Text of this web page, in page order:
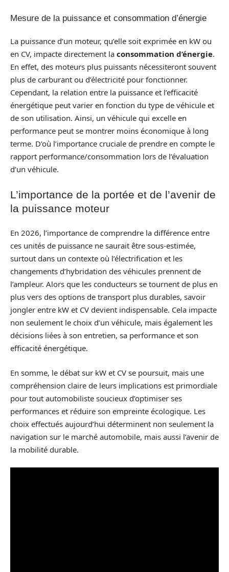
Mesure de la puissance et consommation d’énergie
La puissance d’un moteur, qu’elle soit exprimée en kW ou
en CV, impacte directement la consommation d’énergie.
En effet, des moteurs plus puissants nécessiteront souvent
plus de carburant ou d’électricité pour fonctionner.
Cependant, la relation entre la puissance et l’efficacité
énergétique peut varier en fonction du type de véhicule et
de son utilisation. Ainsi, un véhicule qui excelle en
performance peut se montrer moins économique à long
terme. D’où l’importance cruciale de prendre en compte le
rapport performance/consommation lors de l’évaluation
d’un véhicule.
L’importance de la portée et de l’avenir de
la puissance moteur
En 2026, l’importance de comprendre la différence entre
ces unités de puissance ne saurait être sous-estimée,
surtout dans un contexte où l’électrification et les
changements d’hybridation des véhicules prennent de
l’ampleur. Alors que les conducteurs se tournent de plus en
plus vers des options de transport plus durables, savoir
jongler entre kW et CV devient indispensable. Cela impacte
non seulement le choix d’un véhicule, mais également les
décisions liées à son entretien, sa performance et son
efficacité énergétique.
En somme, le débat sur kW et CV se poursuit, mais une
compréhension claire de leurs implications est primordiale
pour tout automobiliste soucieux d’optimiser ses
performances et réduire son empreinte écologique. Les
choix effectués aujourd’hui déterminent non seulement la
navigation sur le marché automobile, mais aussi l’avenir de
la mobilité durable.